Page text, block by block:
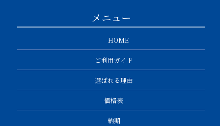
メニュー
HOME
ご利用ガイド
選ばれる理由
価格表
納期